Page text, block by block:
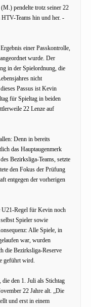
pendelte trotz seiner 22
Teams hin und her. -
einer Passkontrolle,
wurde. Der
in der Spielordnung, die
nicht
Passus ist Kevin
für Spieltag in beiden
22 Lenze auf
Denn in bereits
das Hauptaugenmerk
Bezirksliga-Teams, setzte
den Fokus der Prüfung
entgegen der vorherigen
U21-Regel für Kevin noch
Spieler sowie
Alle Spiele, in
war, wurden
die Bezirksliga-Reserve
geführt wird.
den 1. Juli als Stichtag
22 Jahre alt. „Die
und erst in einem